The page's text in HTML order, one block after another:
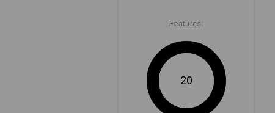
Features:
20